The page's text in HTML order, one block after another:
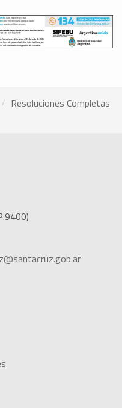
Resoluciones Completas